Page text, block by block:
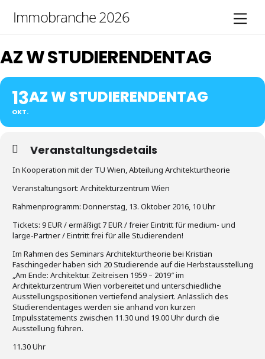
Immobranche 2026
AZ W STUDIERENDENTAG
13
OKT.
AZ W STUDIERENDENTAG
Veranstaltungsdetails
In Kooperation mit der TU Wien, Abteilung Architekturtheorie
Veranstaltungsort: Architekturzentrum Wien
Rahmenprogramm: Donnerstag, 13. Oktober 2016, 10 Uhr
Tickets: 9 EUR / ermäßigt 7 EUR / freier Eintritt für medium- und
large-Partner / Eintritt frei für alle Studierenden!
Im Rahmen des Seminars Architekturtheorie bei Kristian
Faschingeder haben sich 20 Studierende auf die Herbstausstellung
„Am Ende: Architektur. Zeitreisen 1959 – 2019″ im
Architekturzentrum Wien vorbereitet und unterschiedliche
Ausstellungspositionen vertiefend analysiert. Anlässlich des
Studierendentages werden sie anhand von kurzen
Impulsstatements zwischen 11.30 und 19.00 Uhr durch die
Ausstellung führen.
11.30 Uhr